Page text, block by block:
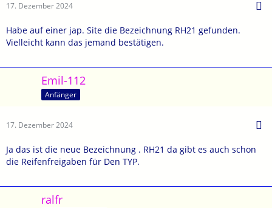
17. Dezember 2024
Habe auf einer jap. Site die Bezeichnung RH21 gefunden.
Vielleicht kann das jemand bestätigen.
Emil-112
Anfänger
17. Dezember 2024
Ja das ist die neue Bezeichnung . RH21 da gibt es auch schon
die Reifenfreigaben für Den TYP.
ralfr